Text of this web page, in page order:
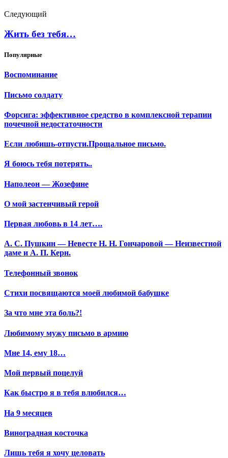
Следующий
Жить без тебя…
Популярные
Воспоминание
Письмо солдату
Форсига: эффективное средство в комплексной терапии
почечной недостаточности
Если любишь-отпусти.Прощальное письмо.
Я боюсь тебя потерять..
Наполеон — Жозефине
О мой застенчивый герой
Первая любовь в 14 лет….
А. С. Пушкин — Невесте Н. Н. Гончаровой — Неизвестной
даме и А. П. Керн.
Телефонный звонок
Стихи посвящаются моей любимой бабушке
За что мне эта боль?!
Любимому мужу письмо в армию
Мне 14, ему 18…
Мой первый поцелуй
Как быстро я в тебя влюбился…
На 9 месяцев
Виноградная косточка
Лишь тебя я хочу целовать